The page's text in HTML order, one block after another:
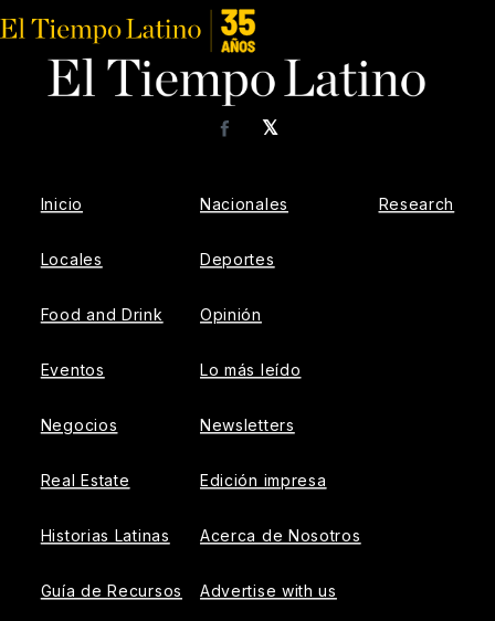
𝕏
Facebook
Inicio
Locales
Food and Drink
Eventos
Negocios
Real Estate
Historias Latinas
Guía de Recursos
Nacionales
Deportes
Opinión
Lo más leído
Newsletters
Edición impresa
Acerca de Nosotros
Advertise with us
Research